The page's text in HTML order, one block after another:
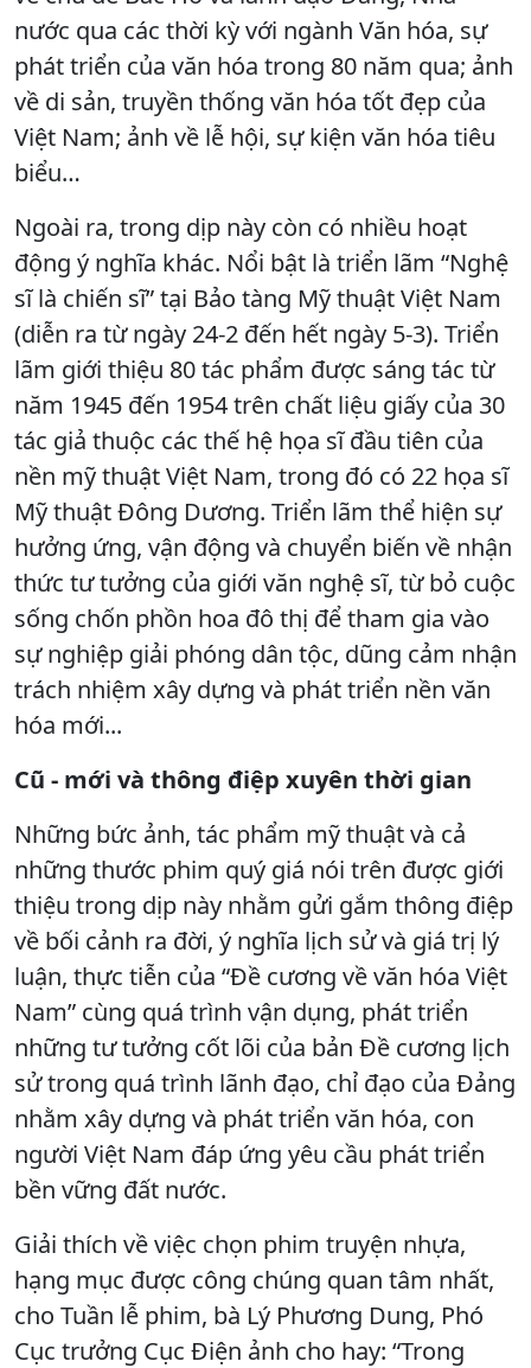
nước qua các thời kỳ với ngành Văn hóa, sự
phát triển của văn hóa trong 80 năm qua; ảnh
về di sản, truyền thống văn hóa tốt đẹp của
Việt Nam; ảnh về lễ hội, sự kiện văn hóa tiêu
biểu…
Ngoài ra, trong dịp này còn có nhiều hoạt
động ý nghĩa khác. Nổi bật là triển lãm “Nghệ
sĩ là chiến sĩ” tại Bảo tàng Mỹ thuật Việt Nam
(diễn ra từ ngày 24-2 đến hết ngày 5-3). Triển
lãm giới thiệu 80 tác phẩm được sáng tác từ
năm 1945 đến 1954 trên chất liệu giấy của 30
tác giả thuộc các thế hệ họa sĩ đầu tiên của
nền mỹ thuật Việt Nam, trong đó có 22 họa sĩ
Mỹ thuật Đông Dương. Triển lãm thể hiện sự
hưởng ứng, vận động và chuyển biến về nhận
thức tư tưởng của giới văn nghệ sĩ, từ bỏ cuộc
sống chốn phồn hoa đô thị để tham gia vào
sự nghiệp giải phóng dân tộc, dũng cảm nhận
trách nhiệm xây dựng và phát triển nền văn
hóa mới...
Cũ - mới và thông điệp xuyên thời gian
Những bức ảnh, tác phẩm mỹ thuật và cả
những thước phim quý giá nói trên được giới
thiệu trong dịp này nhằm gửi gắm thông điệp
về bối cảnh ra đời, ý nghĩa lịch sử và giá trị lý
luận, thực tiễn của “Đề cương về văn hóa Việt
Nam” cùng quá trình vận dụng, phát triển
những tư tưởng cốt lõi của bản Đề cương lịch
sử trong quá trình lãnh đạo, chỉ đạo của Đảng
nhằm xây dựng và phát triển văn hóa, con
người Việt Nam đáp ứng yêu cầu phát triển
bền vững đất nước.
Giải thích về việc chọn phim truyện nhựa,
hạng mục được công chúng quan tâm nhất,
cho Tuần lễ phim, bà Lý Phương Dung, Phó
Cục trưởng Cục Điện ảnh cho hay: “Trong